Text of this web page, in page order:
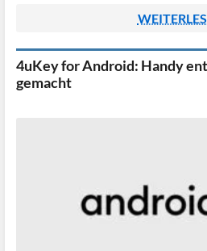
4uKey for Android: Handy
gemacht